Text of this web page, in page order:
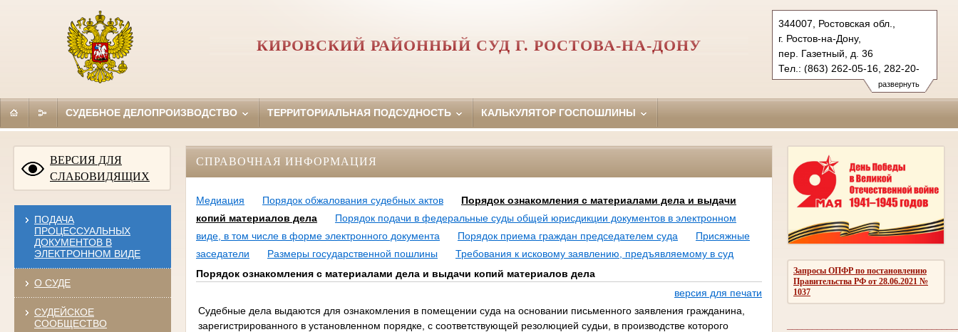
развернуть
344007, Ростовская обл.,
г. Ростов-на-Дону,
пер. Газетный, д. 36
Тел.: (863) 262-05-16, 282-20-
58 (ф.)
kirovsky.ros@sudrf.ru
КИРОВСКИЙ РАЙОННЫЙ СУД Г. РОСТОВА-НА-ДОНУ
СУДЕБНОЕ ДЕЛОПРОИЗВОДСТВО ТЕРРИТОРИАЛЬНАЯ ПОДСУДНОСТЬ КАЛЬКУЛЯТОР ГОСПОШЛИНЫ
ВЕРСИЯ ДЛЯ
СЛАБОВИДЯЩИХ
ПОДАЧА
ПРОЦЕССУАЛЬНЫХ
ДОКУМЕНТОВ В
ЭЛЕКТРОННОМ ВИДЕ
О СУДЕ
СУДЕЙСКОЕ
СООБЩЕСТВО
Запросы ОПФР по постановлению
Правительства РФ от 28.06.2021 №
1037
СПРАВОЧНАЯ ИНФОРМАЦИЯ
Медиация Порядок обжалования судебных актов
Порядок ознакомления с материалами дела и выдачи
копий материалов дела
Порядок подачи в федеральные суды общей юрисдикции документов в электронном
виде, в том числе в форме электронного документа
Порядок приема граждан председателем суда
Присяжные
заседатели
Размеры государственной пошлины
Требования к исковому заявлению, предъявляемому в суд
Порядок ознакомления с материалами дела и выдачи копий материалов дела
версия для печати
Судебные дела выдаются для ознакомления в помещении суда на основании письменного заявления гражданина,
зарегистрированного в установленном порядке, с соответствующей резолюцией судьи, в производстве которого